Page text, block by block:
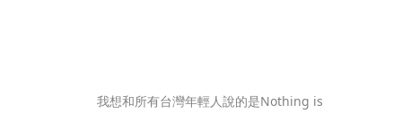
我想和所有台灣年輕人說的是Nothing is